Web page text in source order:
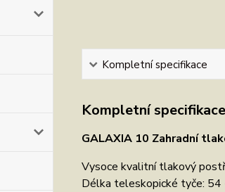
Kompletní specifikace
Kompletní specifikace
GALAXIA 10 Zahradní
Vysoce kvalitní tlakový
Délka teleskopické tyče: 54